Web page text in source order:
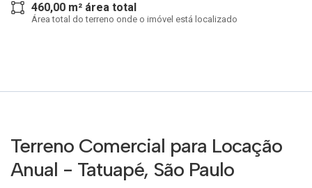
460,00 m² área total
Área total do terreno onde o imóvel está localizado
Terreno Comercial para Locação
Anual - Tatuapé, São Paulo